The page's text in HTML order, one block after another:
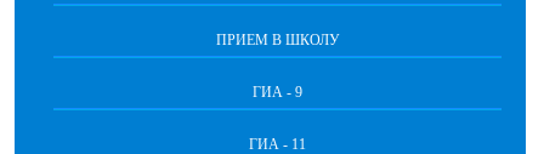
ПРИЕМ В ШКОЛУ
ГИА - 9
ГИА - 11